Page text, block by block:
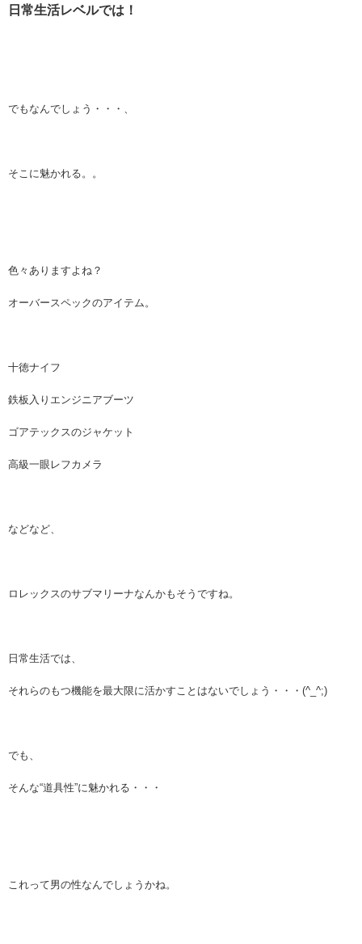
日常生活レベルでは！
でもなんでしょう・・・、
そこに魅かれる。。
色々ありますよね？
オーバースペックのアイテム。
十徳ナイフ
鉄板入りエンジニアブーツ
ゴアテックスのジャケット
高級一眼レフカメラ
などなど、
ロレックスのサブマリーナなんかもそうですね。
日常生活では、
それらのもつ機能を最大限に活かすことはないでしょう・・・(^_^;)
でも、
そんな“道具性”に魅かれる・・・
これって男の性なんでしょうかね。